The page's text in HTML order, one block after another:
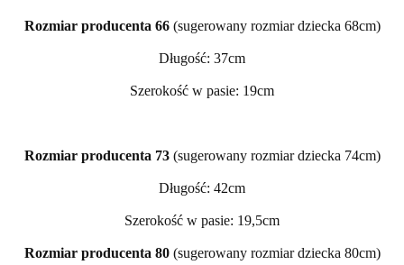
Rozmiar producenta 66(sugerowany rozmiar dziecka 68cm)
Długość: 37cm
Szerokość w pasie: 19cm
Rozmiar producenta 73(sugerowany rozmiar dziecka 74cm)
Długość: 42cm
Szerokość w pasie: 19,5cm
Rozmiar producenta 80(sugerowany rozmiar dziecka 80cm)